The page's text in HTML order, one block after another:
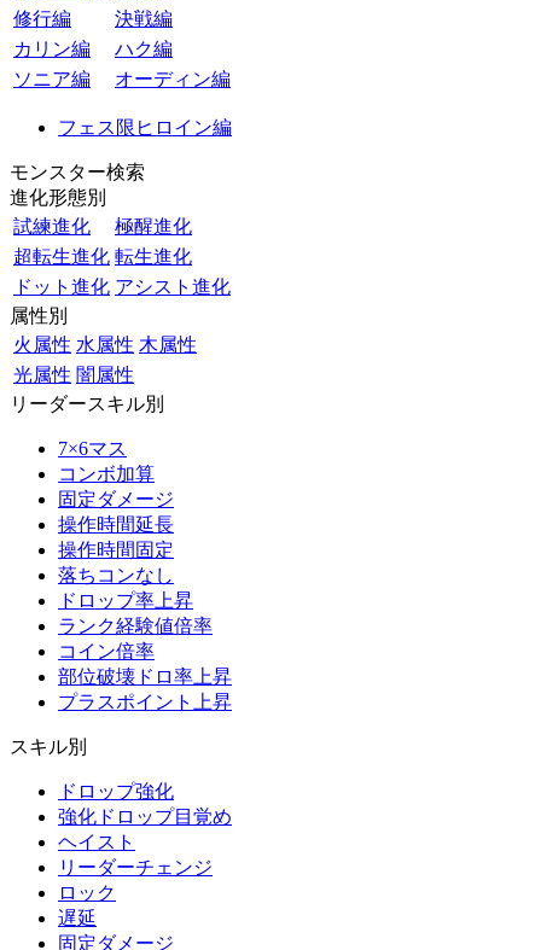
修行編
決戦編
カリン編
ハク編
ソニア編
オーディン編
フェス限ヒロイン編
モンスター検索
進化形態別
試練進化
極醒進化
超転生進化 転生進化
ドット進化 アシスト進化
属性別
火属性 水属性 木属性
光属性 闇属性
リーダースキル別
7×6マス
コンボ加算
固定ダメージ
操作時間延長
操作時間固定
落ちコンなし
ドロップ率上昇
ランク経験値倍率
コイン倍率
部位破壊ドロ率上昇
プラスポイント上昇
スキル別
ドロップ強化
強化ドロップ目覚め
ヘイスト
リーダーチェンジ
ロック
遅延
固定ダメージ